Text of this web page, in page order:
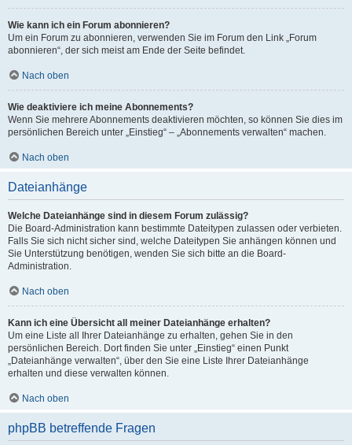
Wie kann ich ein Forum abonnieren?
Um ein Forum zu abonnieren, verwenden Sie im Forum den Link „Forum
abonnieren“, der sich meist am Ende der Seite befindet.
Nach oben
Wie deaktiviere ich meine Abonnements?
Wenn Sie mehrere Abonnements deaktivieren möchten, so können Sie dies im
persönlichen Bereich unter „Einstieg“ – „Abonnements verwalten“ machen.
Nach oben
Dateianhänge
Welche Dateianhänge sind in diesem Forum zulässig?
Die Board-Administration kann bestimmte Dateitypen zulassen oder verbieten.
Falls Sie sich nicht sicher sind, welche Dateitypen Sie anhängen können und
Sie Unterstützung benötigen, wenden Sie sich bitte an die Board-
Administration.
Nach oben
Kann ich eine Übersicht all meiner Dateianhänge erhalten?
Um eine Liste all Ihrer Dateianhänge zu erhalten, gehen Sie in den
persönlichen Bereich. Dort finden Sie unter „Einstieg“ einen Punkt
„Dateianhänge verwalten“, über den Sie eine Liste Ihrer Dateianhänge
erhalten und diese verwalten können.
Nach oben
phpBB betreffende Fragen